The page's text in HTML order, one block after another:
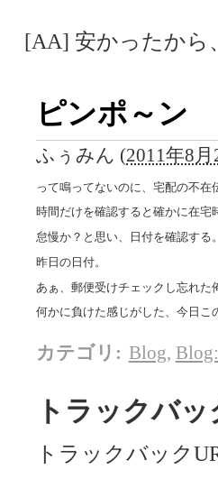
[AA] 安かったから
ピンポ～ン
ふぅみん (2011年8
って鳴ってないのに、宅配の不在
時間だけを確認すると確かに在宅
怠慢か？と思い、日付を確認する。
昨日の日付。
あぁ、郵便受けチェックし忘れた
何かに負けた感じがした、今日こ
カテゴリ : Blog,
トラックバッ
トラックバック